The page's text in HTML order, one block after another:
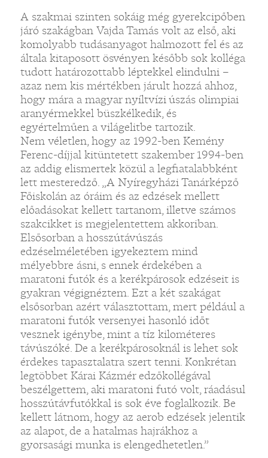
A szakmai szinten sokáig még gyerekcipőben
járó szakágban Vajda Tamás volt az első, aki
komolyabb tudásanyagot halmozott fel és az
általa kitaposott ösvényen később sok kolléga
tudott határozottabb léptekkel elindulni –
azaz nem kis mértékben járult hozzá ahhoz,
hogy mára a magyar nyíltvízi úszás olimpiai
aranyérmekkel büszkélkedik, és
egyértelműen a világelitbe tartozik.
Nem véletlen, hogy az 1992-ben Kemény
Ferenc-díjjal kitüntetett szakember 1994-ben
az addig elismertek közül a legfiatalabbként
lett mesteredző. „A Nyíregyházi Tanárképző
Főiskolán az óráim és az edzések mellett
előadásokat kellett tartanom, illetve számos
szakcikket is megjelentettem akkoriban.
Elsősorban a hosszútávúszás
edzéselméletében igyekeztem mind
mélyebbre ásni, s ennek érdekében a
maratoni futók és a kerékpárosok edzéseit is
gyakran végignéztem. Ezt a két szakágat
elsősorban azért választottam, mert például a
maratoni futók versenyei hasonló időt
vesznek igénybe, mint a tíz kilométeres
távúszóké. De a kerékpárosoknál is lehet sok
érdekes tapasztalatra szert tenni. Konkrétan
legtöbbet Kárai Kázmér edzőkollégával
beszélgettem, aki maratoni futó volt, ráadásul
hosszútávfutókkal is sok éve foglalkozik. Be
kellett látnom, hogy az aerob edzések jelentik
az alapot, de a hatalmas hajrákhoz a
gyorsasági munka is elengedhetetlen.”